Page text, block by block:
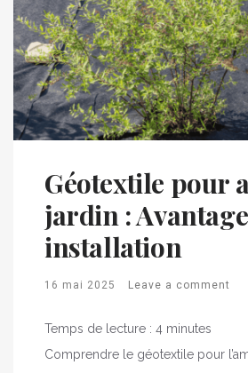
Géotextile pour
jardin :
installation
16 mai 2025 Leave a comment
Temps de lecture : 4 minutes
Comprendre le géotextile pour